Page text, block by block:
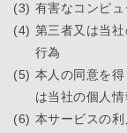
(3) 有害なコンピ
(4) 第三者又は当
行為
(5) 本人の同意を
は当社の個人
(6) 本サービスの